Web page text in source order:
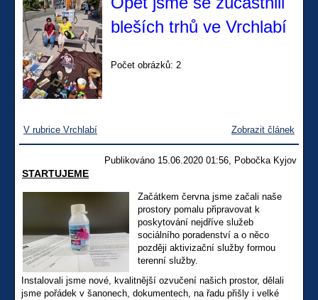
bleších trhů ve Vrchlabí
Počet obrázků: 2
V rubrice Vrchlabí Zobrazit článek
Publikováno 15.06.2020 01:56, Pobočka Kyjov
STARTUJEME
Začátkem června jsme začali naše
prostory pomalu připravovat k
poskytování nejdříve služeb
sociálního poradenství a o něco
později aktivizační služby formou
terenní služby.
Instalovali jsme nové, kvalitnější ozvučení našich prostor, dělali
jsme pořádek v šanonech, dokumentech, na řadu přišly i velké